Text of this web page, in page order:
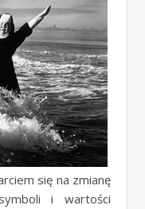
się na zmianę
i wartości